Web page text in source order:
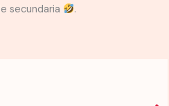
secundaria
.